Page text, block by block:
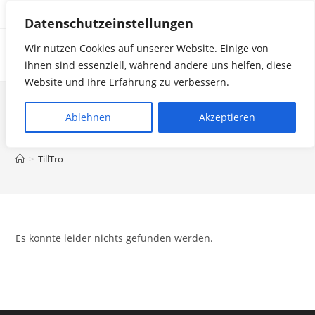
Datenschutzeinstellungen
Wir nutzen Cookies auf unserer Website. Einige von
ihnen sind essenziell, während andere uns helfen, diese
Website und Ihre Erfahrung zu verbessern.
Ablehnen Akzeptieren
Inhalt
springenLakeSideJazzOrchestra
Autor:TillTro
> TillTro
Es konnte leider nichts gefunden werden.